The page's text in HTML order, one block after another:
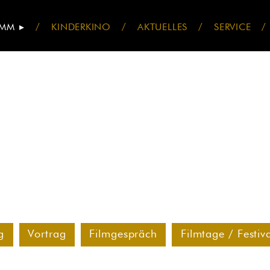
KINDERKINO AKTUELLES SERVICE
Vortrag Filmgespräch Filmtage /